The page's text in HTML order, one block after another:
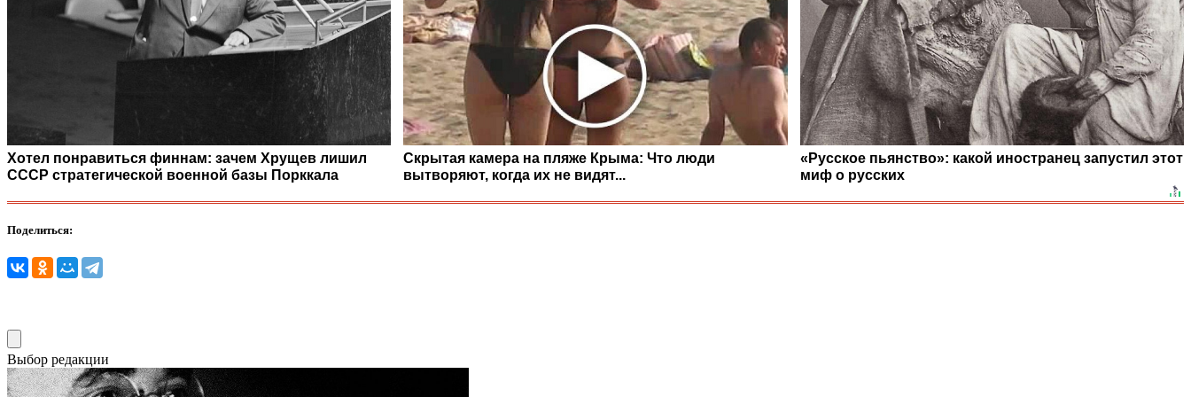
Хотел понравиться финнам: зачем Хрущев лишил
СССР стратегической военной базы Порккала
Скрытая камера на пляже Крыма: Что люди
вытворяют, когда их не видят...
«Русское пьянство»: какой иностранец запустил этот
миф о русских
Поделиться:
Выбор редакции